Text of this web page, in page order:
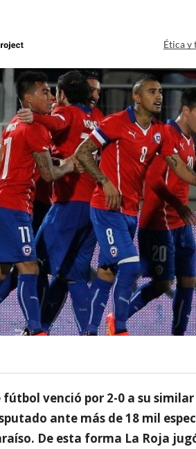
Ética y
fútbol venció por 2-0 a su
ante más de 18 mil
De esta forma La Roja